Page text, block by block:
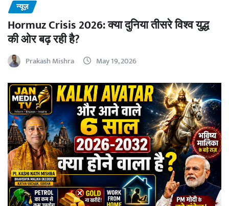
न्यूज़
Hormuz Crisis 2026: क्या दुनिया तीसरे विश्व युद्ध
की ओर बढ़ रही है?
Prakash Mishra May 19, 2026